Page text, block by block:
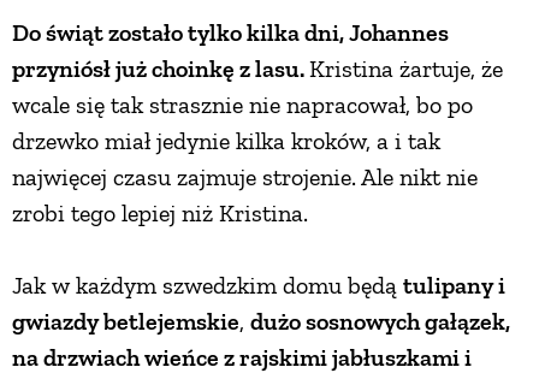
Do świąt zostało tylko kilka dni, Johannes
przyniósł już choinkę z lasu.Kristina żartuje, że
wcale się tak strasznie nie napracował, bo po
drzewko miał jedynie kilka kroków, a i tak
najwięcej czasu zajmuje strojenie. Ale nikt nie
zrobi tego lepiej niż Kristina.
Jak w każdym szwedzkim domu będą tulipany i
gwiazdy betlejemskie, dużo sosnowych gałązek,
na drzwiach wieńce z rajskimi jabłuszkami i
ZRÓB TO SAM
PRZEPISY
ŚNIADANIA
ZUPY